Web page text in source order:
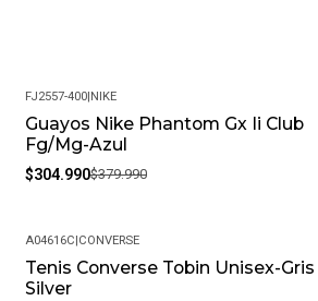
-20%
FJ2557-400|NIKE
Guayos Nike Phantom Gx Ii Club
Fg/Mg-Azul
$304.990$379.990
-20%
A04616C|CONVERSE
Tenis Converse Tobin Unisex-Gris
Silver